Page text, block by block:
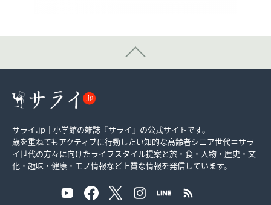
サライ.jp｜小学館の雑誌『サライ』の公式サイトです。
歳を重ねてもアクティブに行動したい知的な高齢者シニア世代＝サラ
イ世代の方々に向けたライフスタイル提案と旅・食・人物・歴史・文
化・趣味・健康・モノ情報など上質な情報を発信しています。